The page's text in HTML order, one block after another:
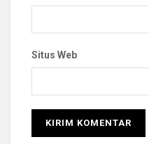
Situs Web